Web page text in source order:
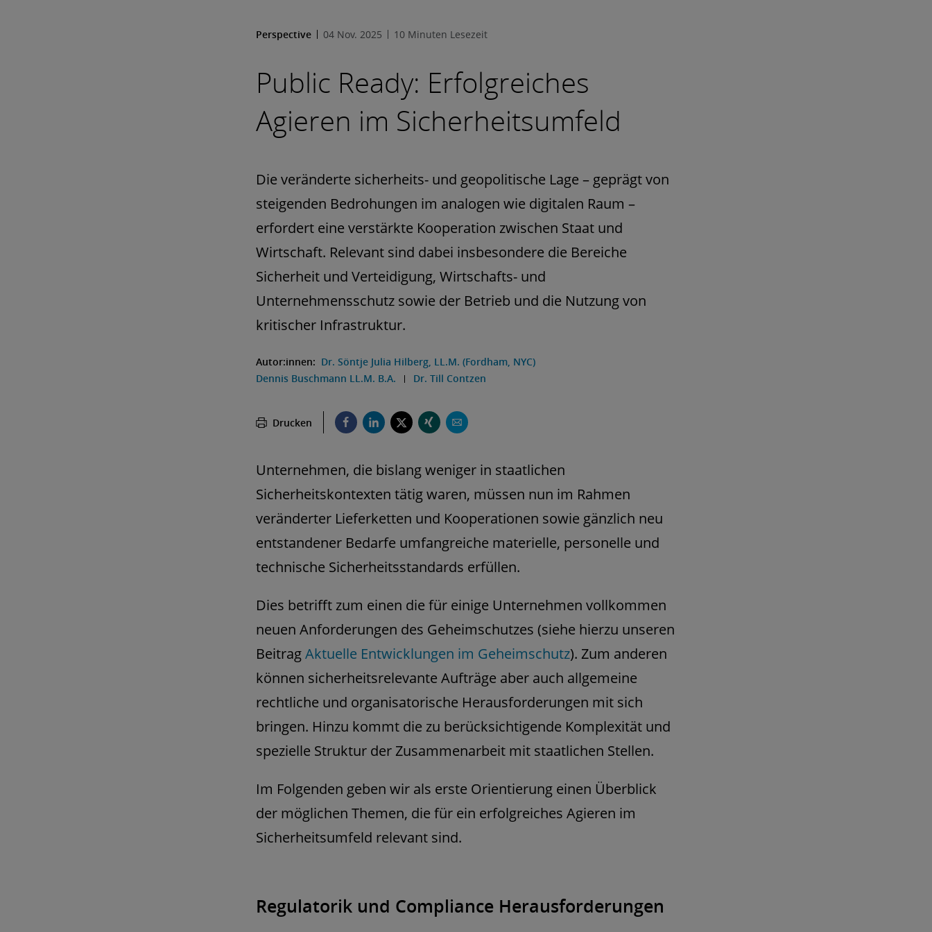
Perspective 04 Nov. 2025 10 Minuten Lesezeit
Public Ready: Erfolgreiches
Agieren im Sicherheitsumfeld
Die veränderte sicherheits- und geopolitische Lage – geprägt von
steigenden Bedrohungen im analogen wie digitalen Raum –
erfordert eine verstärkte Kooperation zwischen Staat und
Wirtschaft. Relevant sind dabei insbesondere die Bereiche
Sicherheit und Verteidigung, Wirtschafts- und
Unternehmensschutz sowie der Betrieb und die Nutzung von
kritischer Infrastruktur.
Autor:innen: Dr. Söntje Julia Hilberg, LL.M. (Fordham, NYC)
Dennis Buschmann LL.M. B.A.
Dr. Till Contzen
Drucken
Unternehmen, die bislang weniger in staatlichen
Sicherheitskontexten tätig waren, müssen nun im Rahmen
veränderter Lieferketten und Kooperationen sowie gänzlich neu
entstandener Bedarfe umfangreiche materielle, personelle und
technische Sicherheitsstandards erfüllen.
Dies betrifft zum einen die für einige Unternehmen vollkommen
neuen Anforderungen des Geheimschutzes (siehe hierzu unseren
BeitragAktuelle Entwicklungen im Geheimschutz). Zum anderen
können sicherheitsrelevante Aufträge aber auch allgemeine
rechtliche und organisatorische Herausforderungen mit sich
bringen. Hinzu kommt die zu berücksichtigende Komplexität und
spezielle Struktur der Zusammenarbeit mit staatlichen Stellen.
Im Folgenden geben wir als erste Orientierung einen Überblick
der möglichen Themen, die für ein erfolgreiches Agieren im
Sicherheitsumfeld relevant sind.
Regulatorik und Compliance Herausforderungen